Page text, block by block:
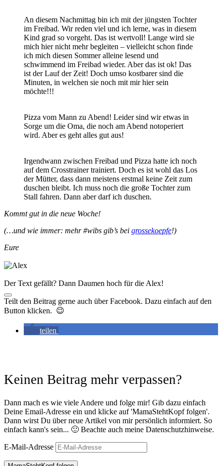
An diesem Nachmittag bin ich mit der jüngsten Tochter
im Freibad. Wir reden viel und ich lerne, was in diesem
Kind grad so vorgeht. Das ist wertvoll! Lange wird sie
mich hier nicht mehr begleiten – vielleicht schon finde
ich mich diesen Sommer alleine lesend und
schwimmend im Freibad wieder. Aber das ist ok! Das
ist der Lauf der Zeit! Doch umso kostbarer sind die
Minuten, in welchen sie noch mit mir hier sein
möchte!!!
Pizza vom Mann zu Abend! Leider sind wir etwas in
Sorge um die Oma, die noch am Abend notoperiert
wird. Aber es geht alles gut aus!
Irgendwann zwischen Freibad und Pizza hatte ich noch
auf dem Crosstrainer trainiert. Doch es ist wohl das Los
der Mütter, dass dann meistens erstmal keine Zeit zum
duschen bleibt. Ich muss noch die große Tochter zum
Stall fahren. Dann aber darf ich duschen.
Kommt gut in die neue Woche!
(…und wie immer: mehr #wibs gib’s bei grossekoepfe!)
Eure
Der Text gefällt? Dann Daumen hoch für die Alex!
Teilt den Beitrag gerne auch über Facebook. Dazu einfach auf den
Button klicken. 😉
teilen
Keinen Beitrag mehr verpassen?
Dann mach es wie viele Andere und folge mir! Gib dazu einfach
Deine Email-Adresse ein und klicke auf 'MamaStehtKopf folgen'.
Dann wirst Du über neue Artikel von mir persönlich informiert. So
einfach kann's sein... 🙂 Beachte auch meine Datenschutzhinweise.
E-Mail-Adresse